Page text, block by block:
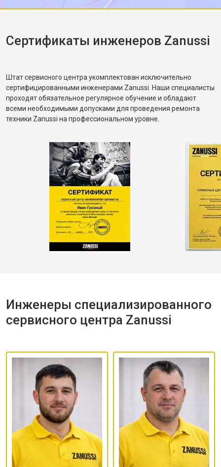
корректное. Рассказал, как правильно
разбалансировка.
Сертификаты инженеров Zanussi
Штат сервисного центра укомплектован исключительно
сертифицированными инженерами Zanussi. Наши специалисты
проходят обязательное регулярное обучение и обладают
всеми необходимыми допусками для проведения ремонта
техники Zanussi на профессиональном уровне.
Инженеры специализированного
сервисного центра Zanussi